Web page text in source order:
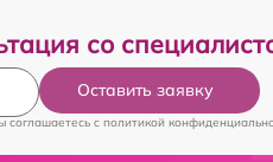
со
Оставить заявку
соглашаетесь c политикой